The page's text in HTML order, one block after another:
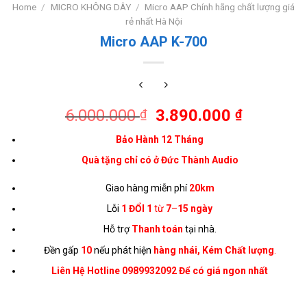
Home / MICRO KHÔNG DÂY / Micro AAP Chính hãng chất lượng giá
rẻ nhất Hà Nội
Micro AAP K-700
6.000.000₫ 3.890.000₫
Bảo Hành 12 Tháng
Quà tặng chỉ có ở Đức Thành Audio
Giao hàng miễn phí20km
Lỗi 1 ĐỔI 1 từ 7–15 ngày
Hỗ trợThanh toán tại nhà.
Đền gấp 10 nếu phát hiện hàng nhái, Kém Chất lượng
Liên Hệ Hotline 0989932092 Để có giá ngon nhất